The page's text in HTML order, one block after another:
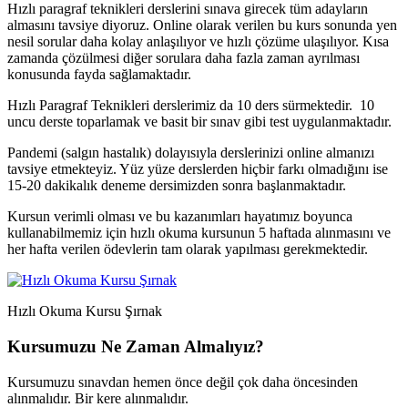
Hızlı paragraf teknikleri derslerini sınava girecek tüm adayların
almasını tavsiye diyoruz. Online olarak verilen bu kurs sonunda yen
nesil sorular daha kolay anlaşılıyor ve hızlı çözüme ulaşılıyor. Kısa
zamanda çözülmesi diğer sorulara daha fazla zaman ayrılması
konusunda fayda sağlamaktadır.
Hızlı Paragraf Teknikleri derslerimiz da 10 ders sürmektedir. 10
uncu derste toparlamak ve basit bir sınav gibi test uygulanmaktadır.
Pandemi (salgın hastalık) dolayısıyla derslerinizi online almanızı
tavsiye etmekteyiz. Yüz yüze derslerden hiçbir farkı olmadığını ise
15-20 dakikalık deneme dersimizden sonra başlanmaktadır.
Kursun verimli olması ve bu kazanımları hayatımız boyunca
kullanabilmemiz için hızlı okuma kursunun 5 haftada alınmasını ve
her hafta verilen ödevlerin tam olarak yapılması gerekmektedir.
Hızlı Okuma Kursu Şırnak
Kursumuzu Ne Zaman Almalıyız?
Kursumuzu sınavdan hemen önce değil çok daha öncesinden
alınmalıdır. Bir kere alınmalıdır.